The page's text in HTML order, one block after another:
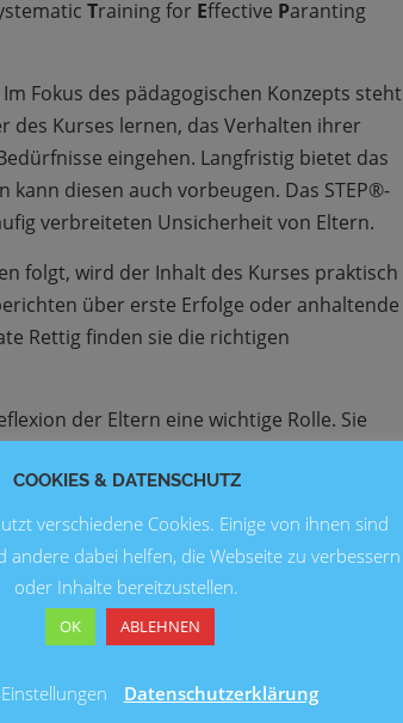
Training for Effective Paranting
Fokus des pädagogischen Konzepts steht
des Kurses lernen, das Verhalten ihrer
eingehen. Langfristig bietet das
diesen auch vorbeugen. Das STEP®-
verbreiteten Unsicherheit von Eltern.
folgt, wird der Inhalt des Kurses praktisch
über erste Erfolge oder anhaltende
Rettig finden sie die richtigen
der Eltern eine wichtige Rolle. Sie
und welche sie davon an ihre Kinder
wird bewusst gemacht: Wie handle ich
das der richtige Weg ist? Welche
Umgang mit anderen muss auch die
wird die gleiche Reflexionsübung
mit ganz neuen Ergebnissen.
COOKIES & DATENSCHUTZ
verschiedene Cookies. Einige von ihnen sind
andere dabei helfen, die Webseite zu verbessern
oder Inhalte bereitzustellen.
OK ABLEHNEN
Datenschutzerklärung